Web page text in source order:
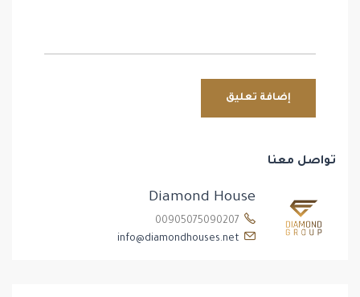
تواصل معنا
Diamond House
info@diamondhouses.net